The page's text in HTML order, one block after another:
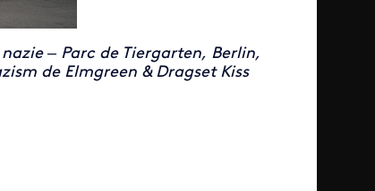
– Parc de Tiergarten, Berlin,
de Elmgreen & Dragset Kiss